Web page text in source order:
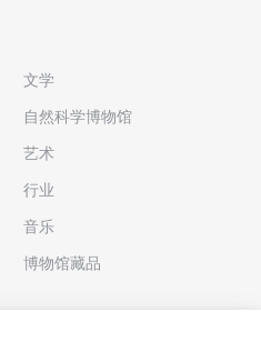
文学
自然科学博物馆
艺术
行业
音乐
博物馆藏品